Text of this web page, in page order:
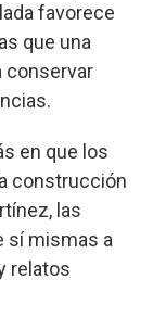
favorece
que una
conservar
en que los
construcción
las
sí mismas a
relatos